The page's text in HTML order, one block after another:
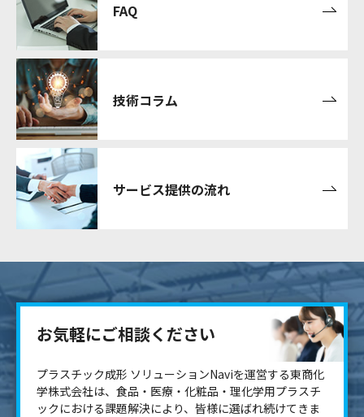
FAQ
技術コラム
サービス提供の流れ
お気軽にご相談ください
プラスチック成形 ソリューションNaviを運営する東商化
学株式会社は、食品・医療・化粧品・理化学用プラスチ
ックにおける課題解決により、皆様に選ばれ続けてきま